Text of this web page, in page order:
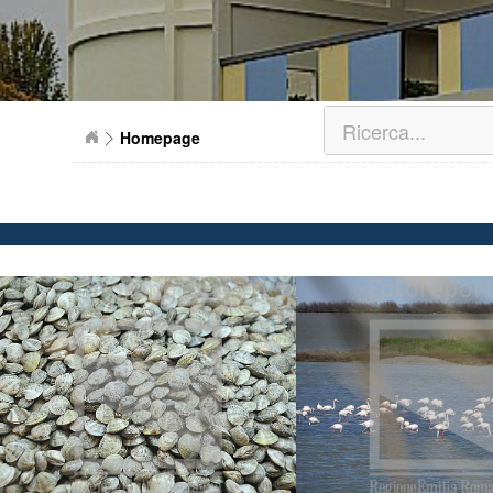
Homepage